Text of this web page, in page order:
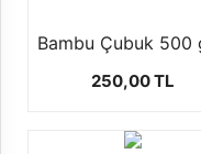
250,00 TL